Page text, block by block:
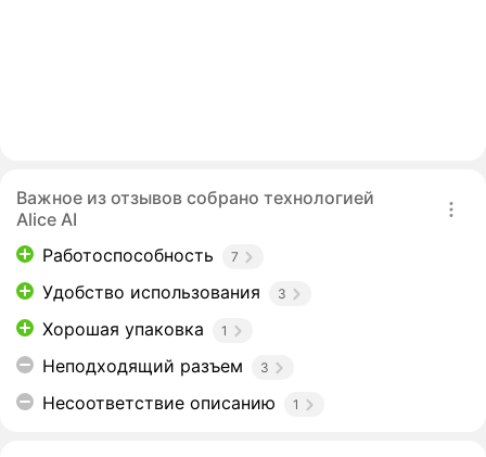
Важное из отзывов собрано технологией
Alice AI
Работоспособность
7
Удобство использования 3
Хорошая упаковка 1
Неподходящий разъем 3
Несоответствие описанию 1